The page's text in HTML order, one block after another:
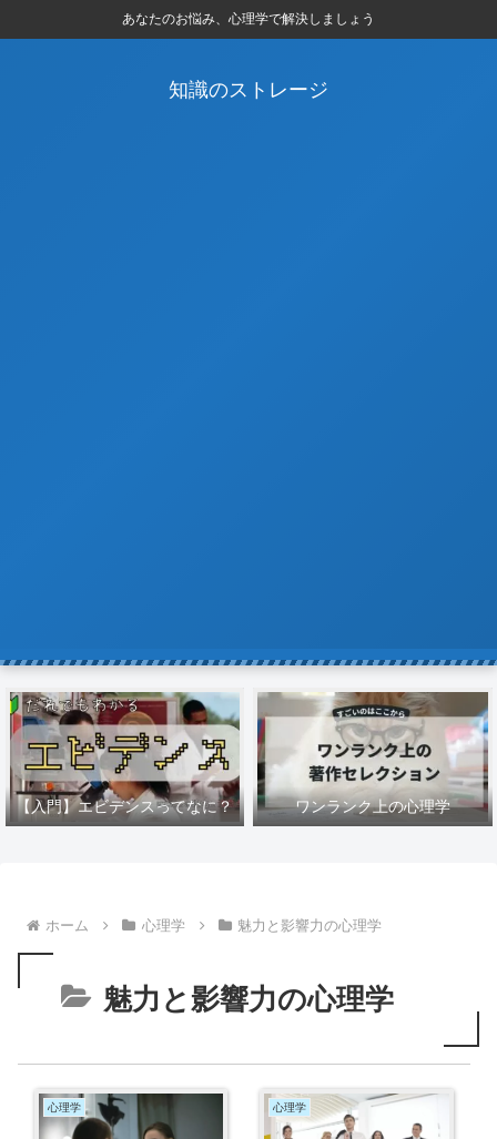
あなたのお悩み、心理学で解決しましょう
知識のストレージ
【入門】エビデンスってなに？ ワンランク上の心理学
ホーム 心理学 魅力と影響力の心理学
魅力と影響力の心理学
心理学 心理学